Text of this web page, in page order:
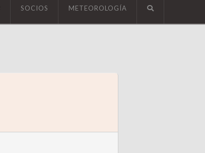
SOCIOS METEOROLOGÍA